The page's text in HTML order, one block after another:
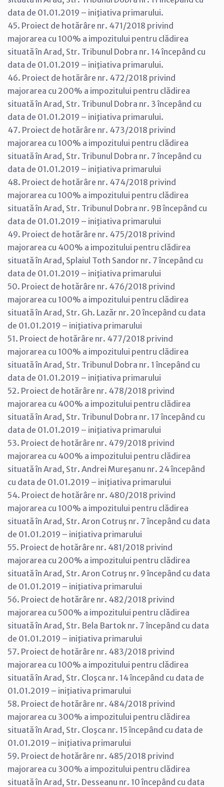
data de 01.01.2019 – iniţiativa primarului.
45. Proiect de hotărâre nr. 471/2018 privind
majorarea cu 100% a impozitului pentru clădirea
situată în Arad, Str. Tribunul Dobra nr. 14 începând cu
data de 01.01.2019 – iniţiativa primarului.
46. Proiect de hotărâre nr. 472/2018 privind
majorarea cu 200% a impozitului pentru clădirea
situată în Arad, Str. Tribunul Dobra nr. 3 începând cu
data de 01.01.2019 – iniţiativa primarului.
47. Proiect de hotărâre nr. 473/2018 privind
majorarea cu 100% a impozitului pentru clădirea
situată în Arad, Str. Tribunul Dobra nr. 7 începând cu
data de 01.01.2019 – iniţiativa primarului
48. Proiect de hotărâre nr. 474/2018 privind
majorarea cu 100% a impozitului pentru clădirea
situată în Arad, Str. Tribunul Dobra nr. 9B începând cu
data de 01.01.2019 – iniţiativa primarului
49. Proiect de hotărâre nr. 475/2018 privind
majorarea cu 400% a impozitului pentru clădirea
situată în Arad, Splaiul Toth Sandor nr. 7 începând cu
data de 01.01.2019 – iniţiativa primarului
50. Proiect de hotărâre nr. 476/2018 privind
majorarea cu 100% a impozitului pentru clădirea
situată în Arad, Str. Gh. Lazăr nr. 20 începând cu data
de 01.01.2019 – iniţiativa primarului
51. Proiect de hotărâre nr. 477/2018 privind
majorarea cu 100% a impozitului pentru clădirea
situată în Arad, Str. Tribunul Dobra nr. 1 începând cu
data de 01.01.2019 – iniţiativa primarului
52. Proiect de hotărâre nr. 478/2018 privind
majorarea cu 400% a impozitului pentru clădirea
situată în Arad, Str. Tribunul Dobra nr. 17 începând cu
data de 01.01.2019 – iniţiativa primarului
53. Proiect de hotărâre nr. 479/2018 privind
majorarea cu 400% a impozitului pentru clădirea
situată în Arad, Str. Andrei Mureşanu nr. 24 începând
cu data de 01.01.2019 – iniţiativa primarului
54. Proiect de hotărâre nr. 480/2018 privind
majorarea cu 100% a impozitului pentru clădirea
situată în Arad, Str. Aron Cotruş nr. 7 începând cu data
de 01.01.2019 – iniţiativa primarului
55. Proiect de hotărâre nr. 481/2018 privind
majorarea cu 200% a impozitului pentru clădirea
situată în Arad, Str. Aron Cotruş nr. 9 începând cu data
de 01.01.2019 – iniţiativa primarului
56. Proiect de hotărâre nr. 482/2018 privind
majorarea cu 500% a impozitului pentru clădirea
situată în Arad, Str. Bela Bartok nr. 7 începând cu data
de 01.01.2019 – iniţiativa primarului
57. Proiect de hotărâre nr. 483/2018 privind
majorarea cu 100% a impozitului pentru clădirea
situată în Arad, Str. Cloşca nr. 14 începând cu data de
01.01.2019 – iniţiativa primarului
58. Proiect de hotărâre nr. 484/2018 privind
majorarea cu 300% a impozitului pentru clădirea
situată în Arad, Str. Cloşca nr. 15 începând cu data de
01.01.2019 – iniţiativa primarului
59. Proiect de hotărâre nr. 485/2018 privind
majorarea cu 300% a impozitului pentru clădirea
situată în Arad, Str. Desseanu nr. 10 începând cu data